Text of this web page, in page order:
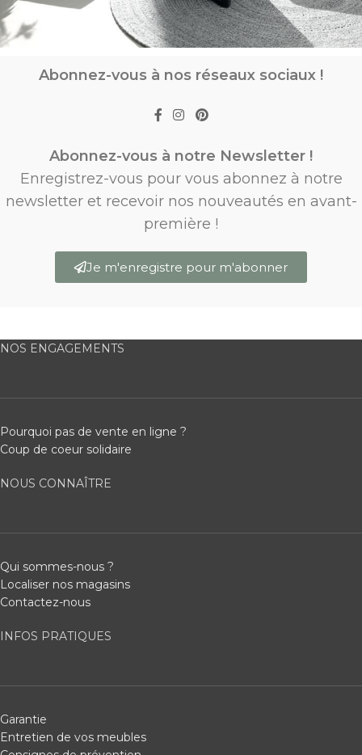
Abonnez-vous à nos réseaux sociaux !
Abonnez-vous à notre Newsletter !
Enregistrez-vous pour vous abonnez à notre
newsletter et recevoir nos nouveautés en avant-
première !
Je m'enregistre pour m'abonner
NOS ENGAGEMENTS
Pourquoi pas de vente en ligne ?
Coup de coeur solidaire
NOUS CONNAÎTRE
Qui sommes-nous ?
Localiser nos magasins
Contactez-nous
INFOS PRATIQUES
Garantie
Entretien de vos meubles